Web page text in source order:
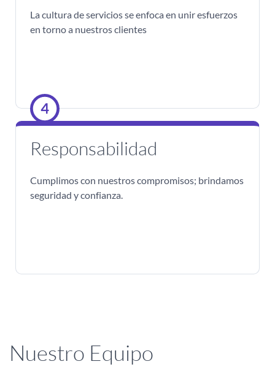
La cultura de servicios se enfoca en unir esfuerzos
en torno a nuestros clientes
Responsabilidad
Cumplimos con nuestros compromisos; brindamos
seguridad y confianza.
Nuestro Equipo